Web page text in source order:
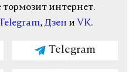
тормозит интернет.
, Дзен и VK.
Telegram